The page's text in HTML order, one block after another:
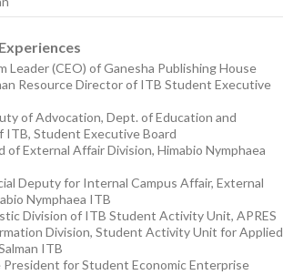
Leader (CEO) of Ganesha Publishing House
Resource Director of ITB Student Executive
of Advocation, Dept. of Education and
Student Executive Board
of External Affair Division, Himabio Nymphaea
Deputy for Internal Campus Affair, External
Nymphaea ITB
Division of ITB Student Activity Unit, APRES
Division, Student Activity Unit for Applied
ITB
President for Student Economic Enterprise